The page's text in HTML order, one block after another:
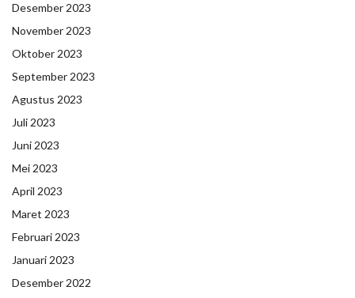
Desember 2023
November 2023
Oktober 2023
September 2023
Agustus 2023
Juli 2023
Juni 2023
Mei 2023
April 2023
Maret 2023
Februari 2023
Januari 2023
Desember 2022